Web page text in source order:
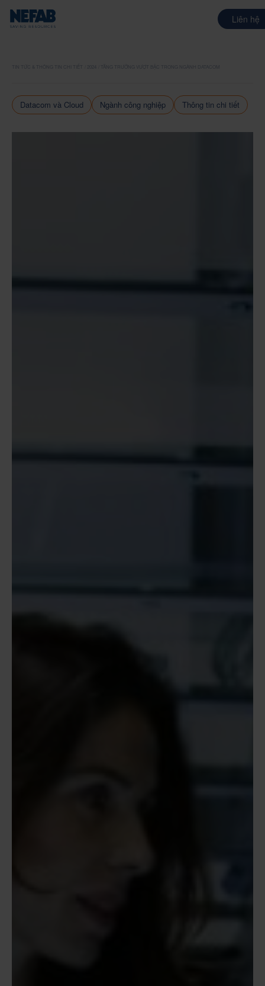
Liên hệ
TĂNG TRƯỞNG VƯỢT BẬC TRONG NGÀNH DATACOM
Datacom và Cloud Ngành công nghiệp Thông tin chi tiết